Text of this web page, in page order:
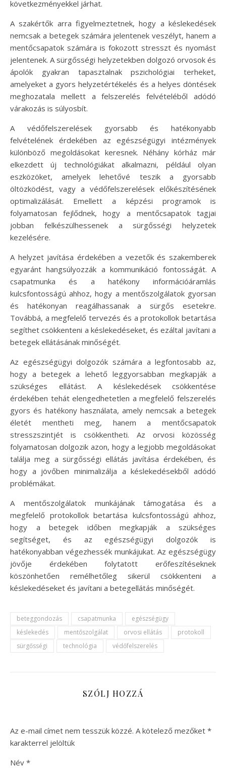
következményekkel járhat.
A szakértők arra figyelmeztetnek, hogy a késlekedések
nemcsak a betegek számára jelentenek veszélyt, hanem a
mentőcsapatok számára is fokozott stresszt és nyomást
jelentenek. A sürgősségi helyzetekben dolgozó orvosok és
ápolók gyakran tapasztalnak pszichológiai terheket,
amelyeket a gyors helyzetértékelés és a helyes döntések
meghozatala mellett a felszerelés felvételéből adódó
várakozás is súlyosbít.
A védőfelszerelések gyorsabb és hatékonyabb
felvételének érdekében az egészségügyi intézmények
különböző megoldásokat keresnek. Néhány kórház már
elkezdett új technológiákat alkalmazni, például olyan
eszközöket, amelyek lehetővé teszik a gyorsabb
öltözködést, vagy a védőfelszerelések előkészítésének
optimalizálását. Emellett a képzési programok is
folyamatosan fejlődnek, hogy a mentőcsapatok tagjai
jobban felkészülhessenek a sürgősségi helyzetek
kezelésére.
A helyzet javítása érdekében a vezetők és szakemberek
egyaránt hangsúlyozzák a kommunikáció fontosságát. A
csapatmunka és a hatékony információáramlás
kulcsfontosságú ahhoz, hogy a mentőszolgálatok gyorsan
és hatékonyan reagálhassanak a sürgős esetekre.
Továbbá, a megfelelő tervezés és a protokollok betartása
segíthet csökkenteni a késlekedéseket, és ezáltal javítani a
betegek ellátásának minőségét.
Az egészségügyi dolgozók számára a legfontosabb az,
hogy a betegek a lehető leggyorsabban megkapják a
szükséges ellátást. A késlekedések csökkentése
érdekében tehát elengedhetetlen a megfelelő felszerelés
gyors és hatékony használata, amely nemcsak a betegek
életét mentheti meg, hanem a mentőcsapatok
stresszszintjét is csökkentheti. Az orvosi közösség
folyamatosan dolgozik azon, hogy a legjobb megoldásokat
találja meg a sürgősségi ellátás javítása érdekében, és
hogy a jövőben minimalizálja a késlekedésekből adódó
problémákat.
A mentőszolgálatok munkájának támogatása és a
megfelelő protokollok betartása kulcsfontosságú ahhoz,
hogy a betegek időben megkapják a szükséges
segítséget, és az egészségügyi dolgozók is
hatékonyabban végezhessék munkájukat. Az egészségügy
jövője érdekében folytatott erőfeszítéseknek
köszönhetően remélhetőleg sikerül csökkenteni a
késlekedéseket és javítani a betegellátás minőségét.
beteggondozás csapatmunka
egészségügy
késlekedés
mentőszolgálat orvosi ellátás
protokoll
sürgősségi
technológia védőfelszerelés
SZÓLJ HOZZÁ
Az e-mail címet nem tesszük közzé. A kötelező mezőket *
karakterrel jelöltük
Név *